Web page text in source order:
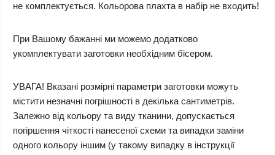
не комплектується. Кольорова плахта в набір не входить!
При Вашому бажанні ми можемо додатково
укомплектувати заготовки необхідним бісером.
УВАГА! Вказані розмірні параметри заготовки можуть
містити незначні погрішності в декілька сантиметрів.
Залежно від кольору та виду тканини, допускається
погіршення чіткості нанесеної схеми та випадки заміни
одного кольору іншим (у такому випадку в інструкції